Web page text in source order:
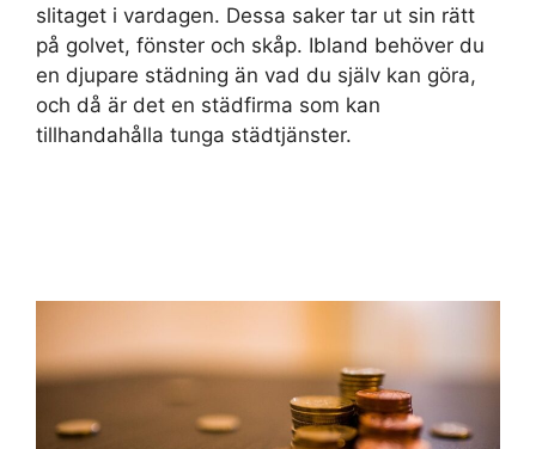
slitaget i vardagen. Dessa saker tar ut sin rätt
på golvet, fönster och skåp. Ibland behöver du
en djupare städning än vad du själv kan göra,
och då är det en städfirma som kan
tillhandahålla tunga städtjänster.